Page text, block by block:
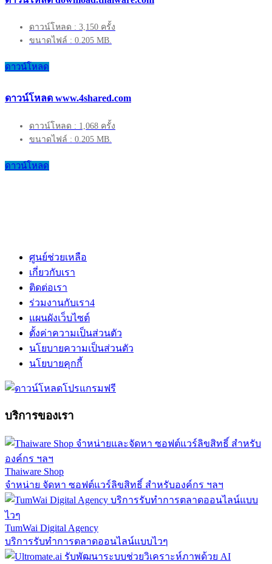
ดาวน์โหลด : 3,150 ครั้ง
ขนาดไฟล์ : 0.205 MB.
ดาวน์โหลด
ดาวน์โหลด www.4shared.com
ดาวน์โหลด : 1,068 ครั้ง
ขนาดไฟล์ : 0.205 MB.
ดาวน์โหลด
ศูนย์ช่วยเหลือ
เกี่ยวกับเรา
ติดต่อเรา
ร่วมงานกับเรา4
แผนผังเว็บไซต์
ตั้งค่าความเป็นส่วนตัว
นโยบายความเป็นส่วนตัว
นโยบายคุกกี้
บริการของเรา
Thaiware Shop
จำหน่าย จัดหา ซอฟต์แวร์ลิขสิทธิ์ สำหรับองค์กร ฯลฯ
TumWai Digital Agency
บริการรับทำการตลาดออนไลน์แบบไวๆ